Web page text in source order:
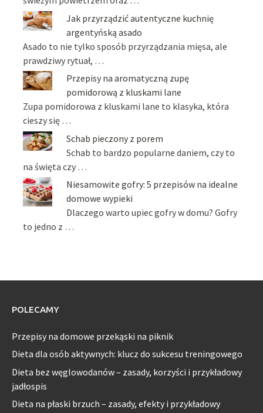
Jak przyrządzić autentyczne kuchnię
argentyńską asado
Asado to nie tylko sposób przyrządzania mięsa, ale
prawdziwy rytuał, …
Przepisy na aromatyczną zupę
pomidorową z kluskami lane
Zupa pomidorowa z kluskami lane to klasyka, która
cieszy się …
Schab pieczony z porem
Schab to bardzo popularne daniem, czy to
na święta czy …
Niesamowite gofry: 5 przepisów na idealne
domowe wypieki
Dlaczego warto upiec gofry w domu? Gofry
to jedno z …
POLECAMY
Przepisy na domowe przekąski na piknik
Dieta dla osób aktywnych: klucz do sukcesu treningowego
Dieta bez węglowodanów – zasady, korzyści i przykładowy
jadłospis
Dieta na płaski brzuch – zasady, efekty i przykładowy